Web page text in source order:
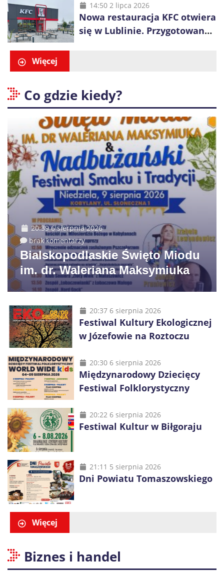
14:50 2 lipca 2026
Nowa restauracja KFC otwiera
się w Lublinie. Przygotowano
Więcej
Co gdzie kiedy?
20:39 6 sierpnia 2026
brak komentarzy
Bialskopodlaskie Święto Miodu
im. dr. Waleriana Maksymiuka
20:37 6 sierpnia 2026
Festiwal Kultury Ekologicznej
w Józefowie na Roztoczu
20:30 6 sierpnia 2026
Międzynarodowy Dziecięcy
Festiwal Folklorystyczny
20:22 6 sierpnia 2026
Festiwal Kultur w Biłgoraju
21:11 5 sierpnia 2026
Dni Powiatu Tomaszowskiego
Więcej
Biznes i handel